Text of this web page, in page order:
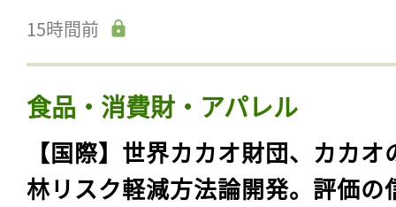
15時間前
食品・消費財・アパレル
【国際】世界カカオ財団、カカオ
林リスク軽減方法論開発。評価の